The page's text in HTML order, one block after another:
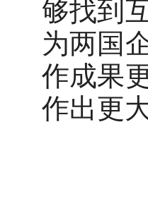
够找到
为两国
作成果
作出更